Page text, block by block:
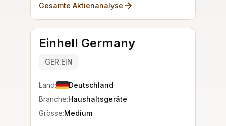
Gesamte Aktienanalyse
Einhell Germany
GER:EIN
Land:
Deutschland
Branche:Haushaltsgeräte
Grösse:Medium